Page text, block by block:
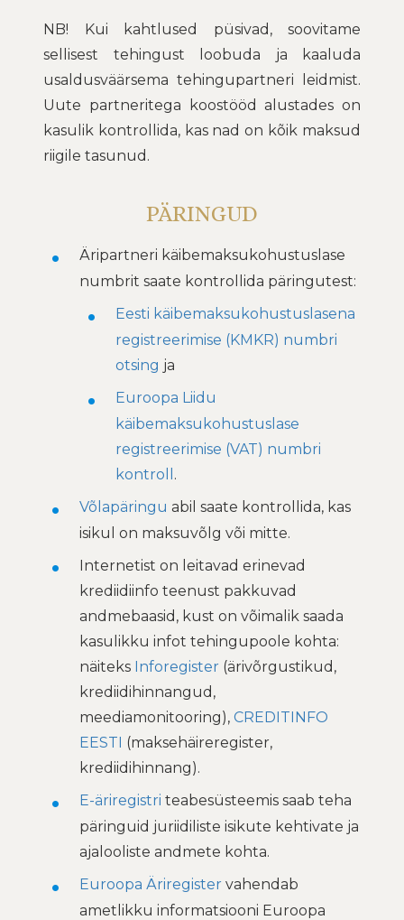
NB! Kui kahtlused püsivad, soovitame
sellisest tehingust loobuda ja kaaluda
usaldusväärsema tehingupartneri leidmist.
Uute partneritega koostööd alustades on
kasulik kontrollida, kas nad on kõik maksud
riigile tasunud.
PÄRINGUD
Äripartneri käibemaksukohustuslase
numbrit saate kontrollida päringutest:
Eesti käibemaksukohustuslasena
registreerimise (KMKR) numbri
otsing ja
Euroopa Liidu
käibemaksukohustuslase
registreerimise (VAT) numbri
kontroll .
Võlapäringu abil saate kontrollida, kas
isikul on maksuvõlg või mitte.
Internetist on leitavad erinevad
krediidiinfo teenust pakkuvad
andmebaasid, kust on võimalik saada
kasulikku infot tehingupoole kohta:
näiteks Inforegister (ärivõrgustikud,
krediidihinnangud,
meediamonitooring), CREDITINFO
EESTI (maksehäireregister,
krediidihinnang).
E-äriregistri teabesüsteemis saab teha
päringuid juriidiliste isikute kehtivate ja
ajalooliste andmete kohta.
Euroopa Äriregister vahendab
ametlikku informatsiooni Euroopa